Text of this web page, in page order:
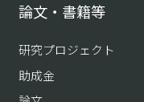
論文・書籍等
研究プロジェクト
助成金